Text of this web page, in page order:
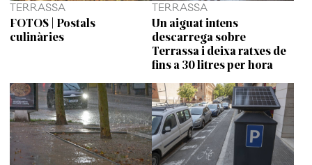
TERRASSA
FOTOS | Postals
culinàries
TERRASSA
Un aiguat intens
descarrega sobre
Terrassa i deixa ratxes de
fins a 30 litres per hora